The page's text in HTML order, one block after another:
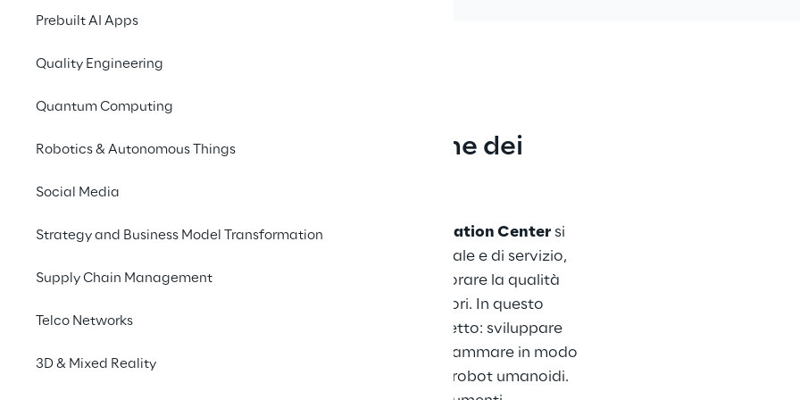
Prebuilt AI Apps
Quality Engineering
Quantum Computing
Robotics & Autonomous Things
Social Media
Strategy and Business Model Transformation
Supply Chain Management
Telco Networks
3D & Mixed Reality
SCENARIO
Il bisogno di una gestione dei
Il Robotics Lab di Intesa Sanpaolo Innovation Center si
dedica all'innovazione nella robotica sociale e di servizio,
sviluppando soluzioni avanzate per migliorare la qualità
della vita e affrontare sfide in diversi settori. In questo
ambito, ha intrapreso un ambizioso progetto: sviluppare
capace di gestire e programmare in modo
semplice un numero sempre crescente di robot umanoidi.